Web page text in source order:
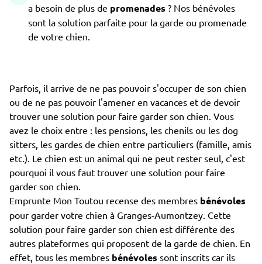
a besoin de plus de promenades ? Nos bénévoles
sont la solution parfaite pour la garde ou promenade
de votre chien.
Parfois, il arrive de ne pas pouvoir s'occuper de son chien
ou de ne pas pouvoir l'amener en vacances et de devoir
trouver une solution pour faire garder son chien. Vous
avez le choix entre : les pensions, les chenils ou les dog
sitters, les gardes de chien entre particuliers (famille, amis
etc.). Le chien est un animal qui ne peut rester seul, c'est
pourquoi il vous faut trouver une solution pour faire
garder son chien.
Emprunte Mon Toutou recense des membres bénévoles
pour garder votre chien à Granges-Aumontzey. Cette
solution pour faire garder son chien est différente des
autres plateformes qui proposent de la garde de chien. En
effet, tous les membres bénévoles sont inscrits car ils